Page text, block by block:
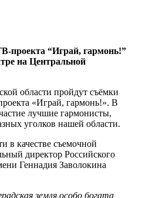
проекта “Играй, гармонь!”
на Центральной
области пройдут съёмки
«Играй, гармонь!». В
лучшие гармонисты,
уголков нашей области.
в качестве съемочной
директор Российского
Геннадия Заволокина
земля особо богата